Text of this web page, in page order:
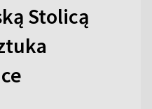
Stolicą